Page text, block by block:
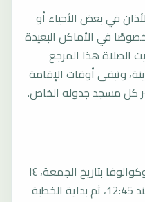
في بعض الأحياء أو
في الأماكن البعيدة
الصلاة هذا المرجع
وتبقى أوقات الإقامة
كل مسجد جدوله الخاص.
موعد صلاة الجمعة القادمة في نوكوالوفا بتاريخ الجمعة، ١٤
أغسطس ٢٠٢٦ يبدأ بأذان الجمعة عند 12:45، ثم بداية الخطبة